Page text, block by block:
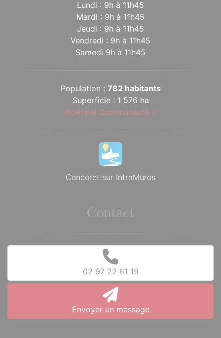
Lundi : 9h à 11h45
Mardi : 9h à 11h45
Jeudi : 9h à 11h45
Vendredi : 9h à 11h45
Samedi 9h à 11h45
Population : 782 habitants
Superficie : 1 576 ha
Ploërmel Communauté
Concoret sur IntraMuros
Contact
02 97 22 61 19
Envoyer un message